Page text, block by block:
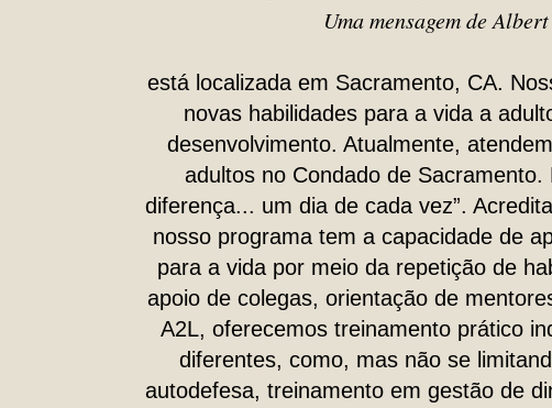
Uma mensagem de
está localizada em Sacramento, CA.
novas habilidades para a vida a
desenvolvimento. Atualmente,
adultos no Condado de Sacramento.
diferença... um dia de cada vez”.
nosso programa tem a capacidade de
para a vida por meio da repetição de
apoio de colegas, orientação de
A2L, oferecemos treinamento prático
diferentes, como, mas não se
autodefesa, treinamento em gestão de